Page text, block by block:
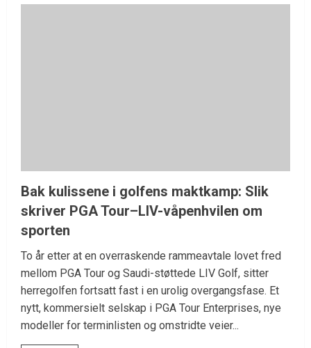
Bak kulissene i golfens maktkamp: Slik
skriver PGA Tour–LIV-våpenhvilen om
sporten
To år etter at en overraskende rammeavtale lovet fred
mellom PGA Tour og Saudi-støttede LIV Golf, sitter
herregolfen fortsatt fast i en urolig overgangsfase. Et
nytt, kommersielt selskap i PGA Tour Enterprises, nye
modeller for terminlisten og omstridte veier...